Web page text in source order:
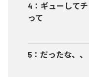
4 ： ギューして
って
5 ： だったな、、